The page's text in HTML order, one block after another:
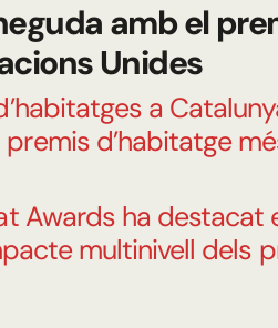
amb el
Unides
a
d’habitatge
Awards ha destacat
multinivell dels